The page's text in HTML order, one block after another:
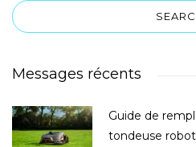
Messages récents
Guide de
tondeuse